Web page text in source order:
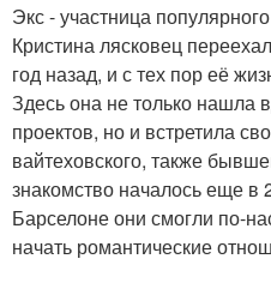
Экс - участница
Кристина лясковец
год назад, и с тех пор её
Здесь она не только нашла
проектов, но и встретила
вайтеховского, также
знакомство началось еще в
Барселоне они смогли по-
начать романтические